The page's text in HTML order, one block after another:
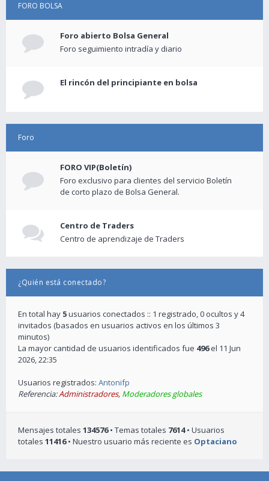
FORO BOLSA
Foro abierto Bolsa General
Foro seguimiento intradía y diario
El rincón del principiante en bolsa
Foro
FORO VIP(Boletín)
Foro exclusivo para clientes del servicio Boletín
de corto plazo de Bolsa General.
Centro de Traders
Centro de aprendizaje de Traders
¿Quién está conectado?
En total hay 5usuarios conectados :: 1 registrado, 0 ocultos y 4
invitados (basados en usuarios activos en los últimos 3
minutos)
La mayor cantidad de usuarios identificados fue 496el 11 Jun
2026, 22:35
Usuarios registrados: Antonifp
Referencia:Administradores, Moderadores globales
Mensajes totales 134576• Temas totales 7614• Usuarios
totales 11416• Nuestro usuario más reciente es Optaciano